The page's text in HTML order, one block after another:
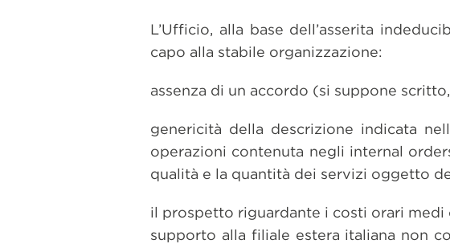
L’Ufficio, alla base dell’asserita
capo alla stabile organizzazione:
assenza di un accordo (si suppone
genericità della descrizione indicata
operazioni contenuta negli internal
qualità e la quantità dei servizi oggetto
il prospetto riguardante i costi orari medi
supporto alla filiale estera italiana non